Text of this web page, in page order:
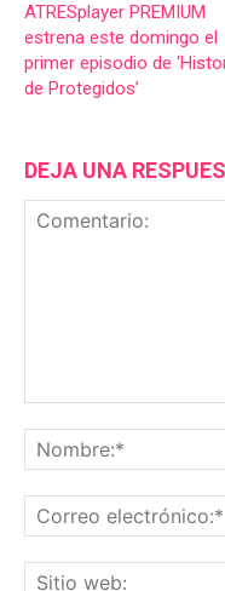
ATRESplayer PREMIUM
estrena este domingo el
primer episodio de
de Protegidos’
DEJA UNA